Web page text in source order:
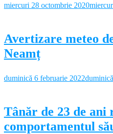
miercuri 28 octombrie 2020
Avertizare meteo
Neamț
duminică 6 februarie 2022
Tânăr de 23 de
comportamentul